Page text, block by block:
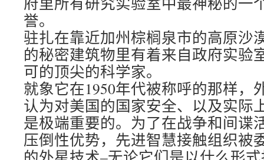
誉。
驻扎在靠近加州棕榈泉市的高原沙
的秘密建筑物里有着来自政府实验
可的顶尖的科学家。
就象它在1950年代被称呼的那样，
认为对美国的国家安全、以及实际
是极端重要的。为了在战争和间谍
压倒性优势，先进智慧接触组织被